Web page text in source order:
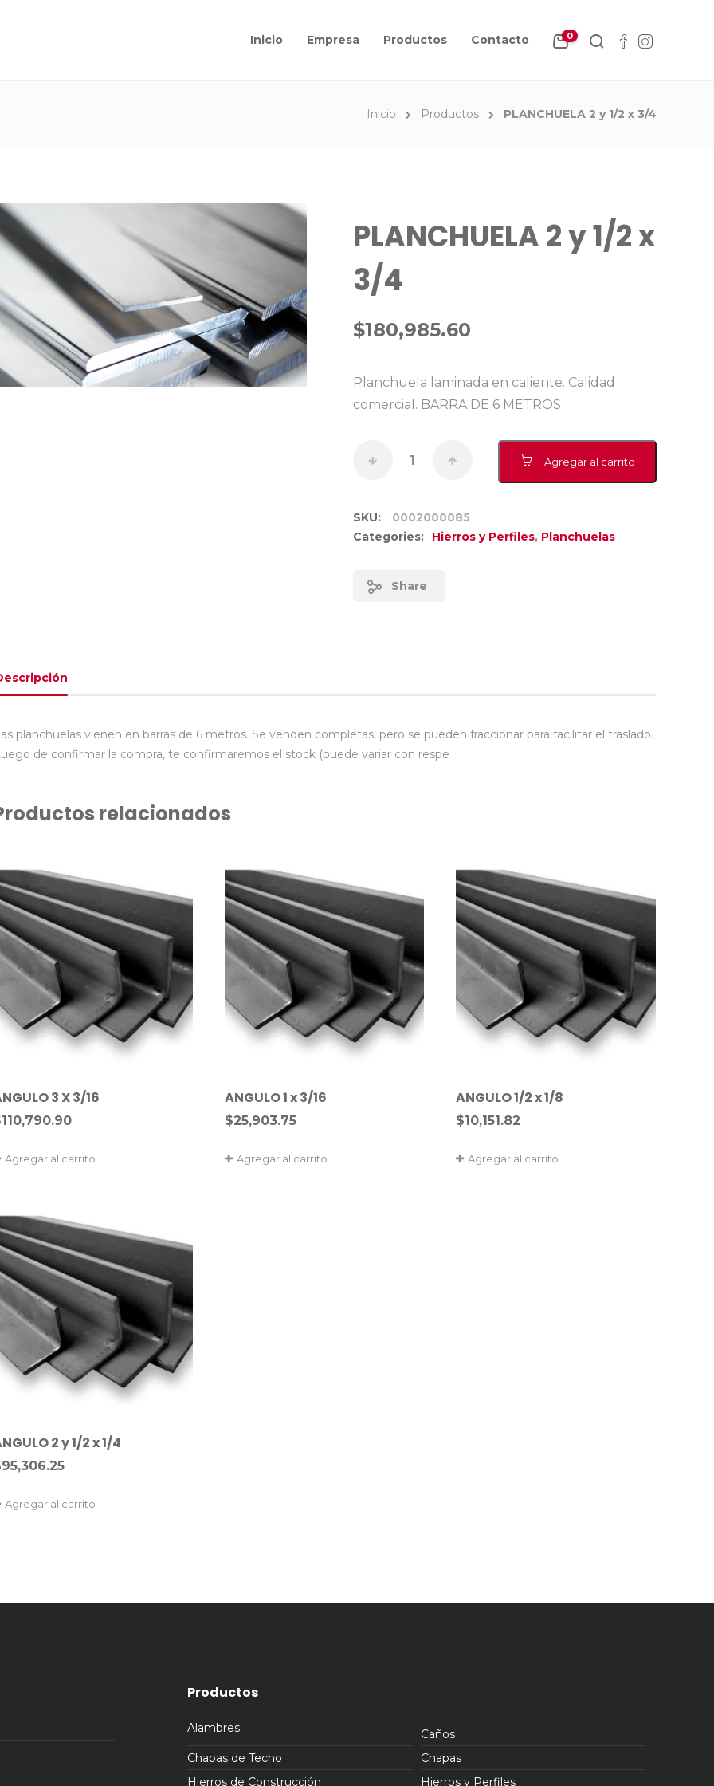
Inicio Empresa Productos Contacto 0
Inicio Productos PLANCHUELA 2 y 1/2 x 3/4
PLANCHUELA 2 y 1/2 x
3/4
$180,985.60
Planchuela laminada en caliente. Calidad
comercial. BARRA DE 6 METROS
Agregar al carrito
SKU:
0002000085
Categories:
Hierros y Perfiles, Planchuelas
Share
planchuelas vienen en barras de 6 metros. Se venden completas, pero se pueden fraccionar para facilitar el traslado.
de confirmar la compra, te confirmaremos el stock (puede variar con respe
relacionados
3 X 3/16
110,790.90
Agregar al carrito
ANGULO 1 x 3/16
$25,903.75
Agregar al carrito
ANGULO 1/2 x 1/8
$10,151.82
Agregar al carrito
2 y 1/2 x 1/4
95,306.25
Agregar al carrito
Productos
Alambres
Caños
Chapas de Techo
Chapas
Hierros de Construcción
Hierros y Perfiles